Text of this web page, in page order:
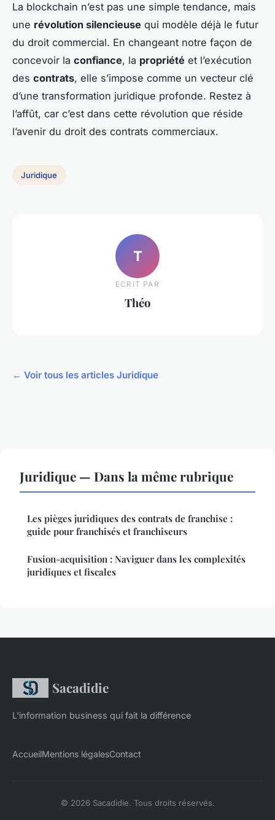
La blockchain n’est pas une simple tendance, mais
une révolution silencieuse qui modèle déjà le futur
du droit commercial. En changeant notre façon de
concevoir la confiance, la propriété et l’exécution
des contrats, elle s’impose comme un vecteur clé
d’une transformation juridique profonde. Restez à
l’affût, car c’est dans cette révolution que réside
l’avenir du droit des contrats commerciaux.
Juridique
T
ECRIT PAR
Théo
← Voir tous les articles Juridique
Juridique — Dans la même rubrique
Les pièges juridiques des contrats de franchise :
guide pour franchisés et franchiseurs
Fusion-acquisition : Naviguer dans les complexités
juridiques et fiscales
Sacadidie
L'information business qui fait la différence
AccueilMentions légalesContact
© 2026 Sacadidie. Tous droits réservés.